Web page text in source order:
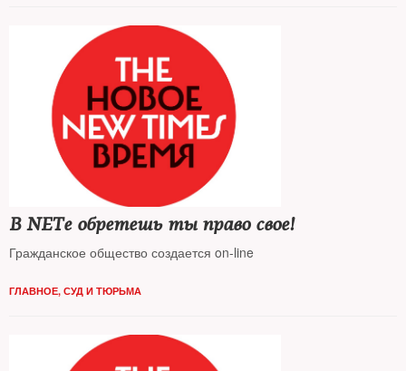
В NETе обретешь ты право свое!
Гражданское общество создается on-line
ГЛАВНОЕ, СУД И ТЮРЬМА